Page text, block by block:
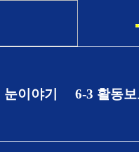
눈이야기 6-3 활동